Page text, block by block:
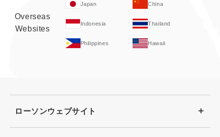
Overseas
Websites
Japan China
Indonesia Thailand
Philippines Hawaii
ローソンウェブサイト